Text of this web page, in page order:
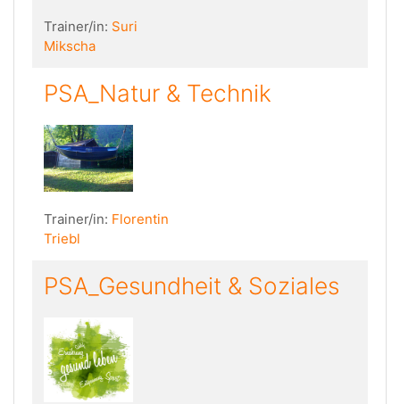
Trainer/in: Suri
Mikscha
PSA_Natur & Technik
Trainer/in: Florentin
Triebl
PSA_Gesundheit & Soziales